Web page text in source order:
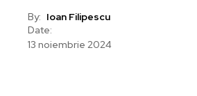
By: Ioan Filipescu
Date:
13 noiembrie 2024